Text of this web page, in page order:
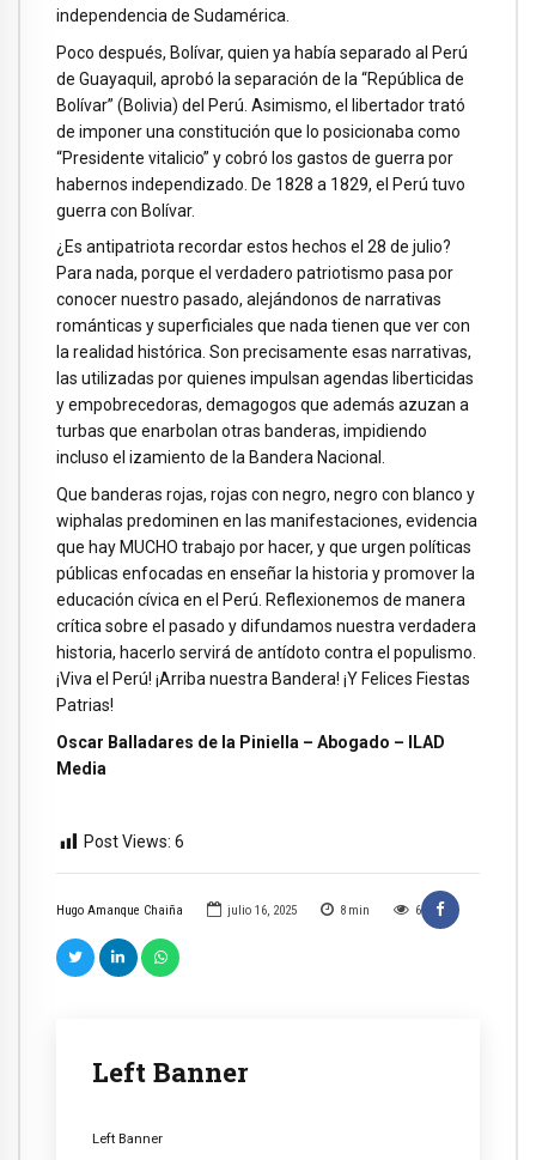
Hugo Amanque Chaiña julio 16, 2025 8 min 6
Left Banner
Left Banner
independencia de Sudamérica.
Poco después, Bolívar, quien ya había separado al Perú
de Guayaquil, aprobó la separación de la “República de
Bolívar” (Bolivia) del Perú. Asimismo, el libertador trató
de imponer una constitución que lo posicionaba como
“Presidente vitalicio” y cobró los gastos de guerra por
habernos independizado. De 1828 a 1829, el Perú tuvo
guerra con Bolívar.
¿Es antipatriota recordar estos hechos el 28 de julio?
Para nada, porque el verdadero patriotismo pasa por
conocer nuestro pasado, alejándonos de narrativas
románticas y superficiales que nada tienen que ver con
la realidad histórica. Son precisamente esas narrativas,
las utilizadas por quienes impulsan agendas liberticidas
y empobrecedoras, demagogos que además azuzan a
turbas que enarbolan otras banderas, impidiendo
incluso el izamiento de la Bandera Nacional.
Que banderas rojas, rojas con negro, negro con blanco y
wiphalas predominen en las manifestaciones, evidencia
que hay MUCHO trabajo por hacer, y que urgen políticas
públicas enfocadas en enseñar la historia y promover la
educación cívica en el Perú. Reflexionemos de manera
crítica sobre el pasado y difundamos nuestra verdadera
historia, hacerlo servirá de antídoto contra el populismo.
¡Viva el Perú! ¡Arriba nuestra Bandera! ¡Y Felices Fiestas
Patrias!
Oscar Balladares de la Piniella – Abogado – ILAD
Media
Post Views: 6